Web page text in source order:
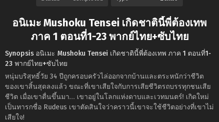
อนิเมะ Mushoku Tensei เกิดชาตินี้พี่ต้องเทพ
ภาค 1 ตอนที่1-23 พากย์ไทย+ซับไทย
Synopsis อนิเมะ Mushoku Tensei เกิดชาตินี้พี่ต้องเทพ ภาค 1 ตอนที่1-
23 พากย์ไทย+ซับไทย
หนุ่มบริสุทธิ์วัย 34 ปีถูกครอบครัวไล่ออกจากบ้านและตระหนักว่าชีวิต
ของเขาสิ้นสุดลงแล้ว ขณะที่เขาเสียใจกับการเสียชีวิตรถบรรทุกชนเสีย
ชีวิต เมื่อเขาตื่นขึ้นมา… เขาอยู่ในโลกแห่งดาบและเวทมนตร์! เกิดใหม่
เป็นทารกชื่อ Rudeus เขาตัดสินใจว่าคราวนี้เขาจะใช้ชีวิตอย่างที่เขาไม่
เสียใจ!